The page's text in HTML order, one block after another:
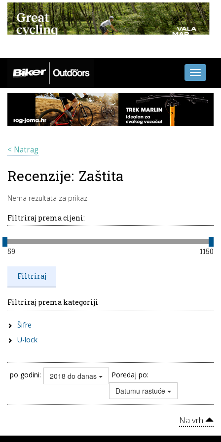
Toggle
< Natrag
Recenzije: Zaštita
Nema rezultata za prikaz
Filtriraj prema cijeni:
59 1150
Filtriraj prema kategoriji
Šifre
U-lock
po godini: 2018 do danas Poredaj po:
Datumu rastuće
Na vrh